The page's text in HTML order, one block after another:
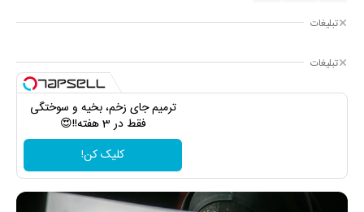
تبلیغات
تبلیغات
ترمیم جای زخم، بخیه و سوختگی
فقط در 3 هفته!!😍
کلیک کن!